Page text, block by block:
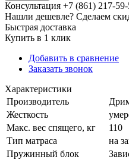
Консультация +7 (861) 217-
Нашли дешевле? Сделаем
Быстрая доставка
Купить в 1 клик
Добавить в сравнение
Заказать звонок
Характеристики
Производитель
Жесткость
Макс. вес спящего, кг
110
Тип матраса
на
Пружинный блок